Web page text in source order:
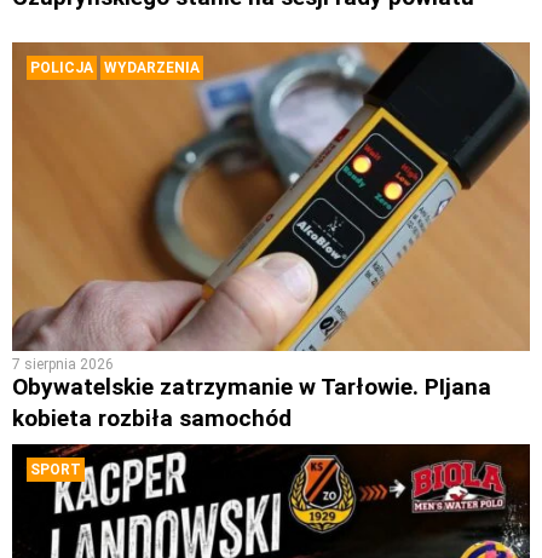
POLICJA WYDARZENIA
7 sierpnia 2026
Obywatelskie zatrzymanie w Tarłowie. PIjana
kobieta rozbiła samochód
SPORT